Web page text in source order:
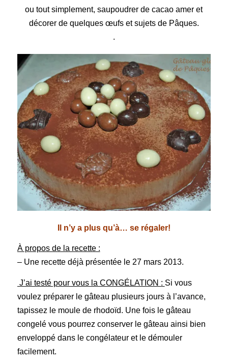
ou tout simplement, saupoudrer de cacao amer et
décorer de quelques œufs et sujets de Pâques.
.
Il n’y a plus qu’à… se régaler!
À propos de la recette :
– Une recette déjà présentée le 27 mars 2013.
J’ai testé pour vous la CONGÉLATION : Si vous
voulez préparer le gâteau plusieurs jours à l’avance,
tapissez le moule de rhodoïd. Une fois le gâteau
congelé vous pourrez conserver le gâteau ainsi bien
enveloppé dans le congélateur et le démouler
facilement.